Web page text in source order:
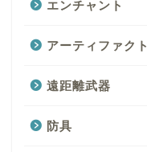
エンチャント
アーティファクト
遠距離武器
防具